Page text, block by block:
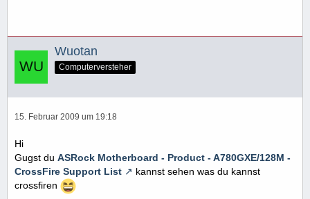
Wuotan
Computerversteher
15. Februar 2009 um 19:18
Hi
Gugst du ASRock Motherboard - Product - A780GXE/128M -
CrossFire Support List
kannst sehen was du kannst
crossfiren